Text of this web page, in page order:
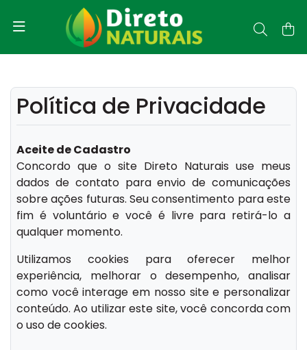
Política de Privacidade
Aceite de Cadastro
Concordo que o site Direto Naturais use meus
dados de contato para envio de comunicações
sobre ações futuras. Seu consentimento para este
fim é voluntário e você é livre para retirá-lo a
qualquer momento.
Utilizamos cookies para oferecer melhor
experiência, melhorar o desempenho, analisar
como você interage em nosso site e personalizar
conteúdo. Ao utilizar este site, você concorda com
o uso de cookies.